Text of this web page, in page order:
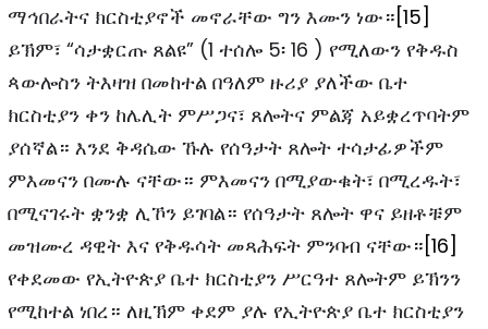
ማኅበራትና ክርስቲያኖች መኖራቸው ግን እሙን ነው።[15]
ይኽም፣ “ሳታቋርጡ ጸልዩ” (1 ተሰሎ 5፡ 16 ) የሚለውን የቅዱስ
ጳውሎስን ትእዛዝ በመከተል በዓለም ዙሪያ ያለችው ቤተ
ክርስቲያን ቀን ከሌሊት ምሥጋና፣ ጸሎትና ምልጃ አይቋረጥባትም
ያሰኛል። እንደ ቅዳሴው ኹሉ የሰዓታት ጸሎት ተሳታፊዎችም
ምእመናን በሙሉ ናቸው። ምእመናን በሚያውቁት፣ በሚረዱት፣
በሚናገሩት ቋንቋ ሊኾን ይገባል። የሰዓታት ጸሎት ዋና ይዘቶቹም
መዝሙረ ዳዊት እና የቅዱሳት መጻሕፍት ምንባብ ናቸው።[16]
የቀደመው የኢትዮጵያ ቤተ ክርስቲያን ሥርዓተ ጸሎትም ይኽንን
የሚከተል ነበረ። ለዚኽም ቀደም ያሉ የኢትዮጵያ ቤተ ክርስቲያን